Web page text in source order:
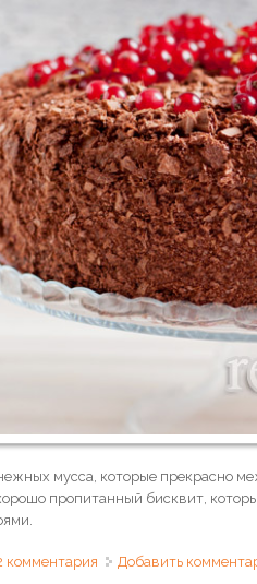
мусса, которые прекрасно
пропитанный бисквит,
"Трио"
комментария Добавить